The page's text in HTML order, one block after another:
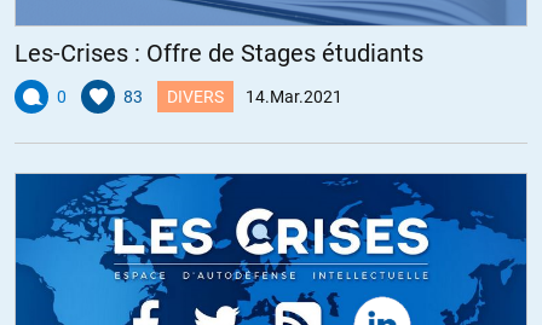
Les-Crises : Offre de Stages étudiants
0 83 DIVERS 14.Mar.2021